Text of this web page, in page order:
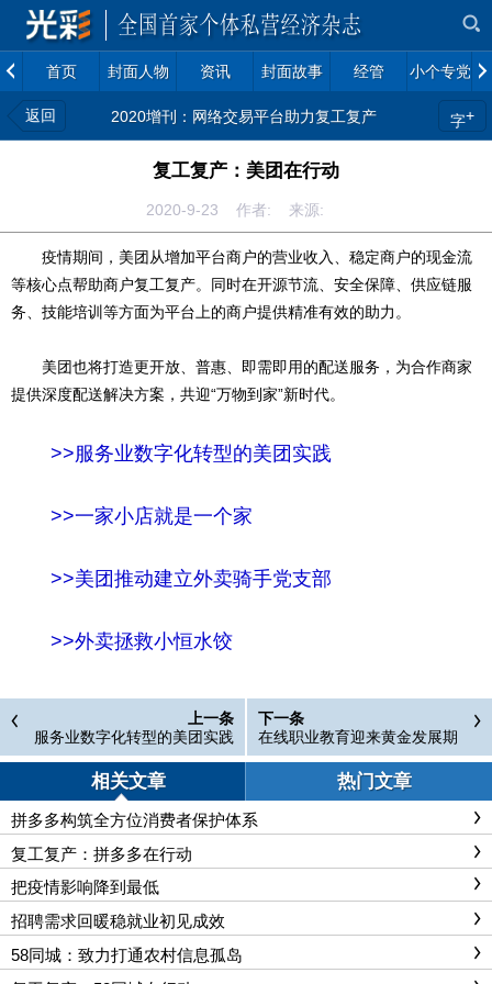
首页 封面人物 资讯 封面故事 经管 小个专党建
返回 2020增刊：网络交易平台助力复工复产 字+
复工复产：美团在行动
2020-9-23 作者: 来源:
疫情期间，美团从增加平台商户的营业收入、稳定商户的现金流
等核心点帮助商户复工复产。同时在开源节流、安全保障、供应链服
务、技能培训等方面为平台上的商户提供精准有效的助力。
美团也将打造更开放、普惠、即需即用的配送服务，为合作商家
提供深度配送解决方案，共迎“万物到家”新时代。
>>服务业数字化转型的美团实践
>>一家小店就是一个家
>>美团推动建立外卖骑手党支部
>>外卖拯救小恒水饺
上一条
服务业数字化转型的美团实践
下一条
在线职业教育迎来黄金发展期
相关文章 热门文章
拼多多构筑全方位消费者保护体系
复工复产：拼多多在行动
把疫情影响降到最低
招聘需求回暖稳就业初见成效
58同城：致力打通农村信息孤岛